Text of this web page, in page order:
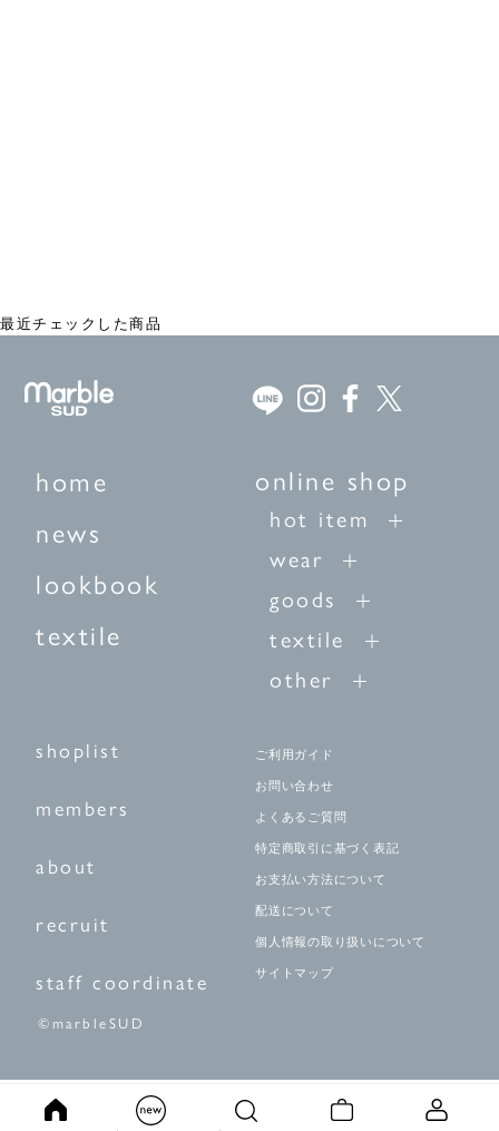
最近チェックした商品
home
news
lookbook
textile
online shop
hot item
wear
goods
textile
other
shoplist
members
about
recruit
staff coordinate
ご利用ガイド
お問い合わせ
よくあるご質問
特定商取引に基づく表記
お支払い方法について
配送について
個人情報の取り扱いについて
サイトマップ
©marbleSUD